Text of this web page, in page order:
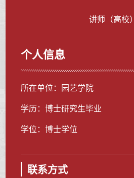
讲师（高校）
个人信息
所在单位：园艺学院
学历：博士研究生毕业
学位：博士学位
联系方式